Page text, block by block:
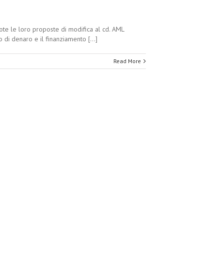
le loro proposte di modifica al cd. AML
di denaro e il finanziamento [...]
Read More